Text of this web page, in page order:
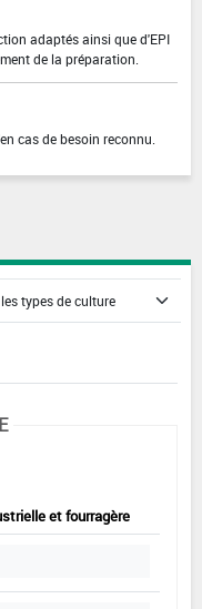
adaptés ainsi que d'EPI
de la préparation.
cas de besoin reconnu.
et fourragère